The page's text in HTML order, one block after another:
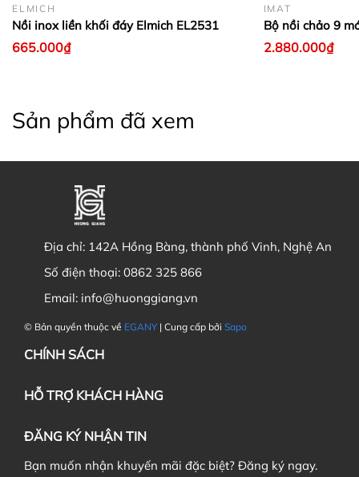
ELMICH
Nồi inox liền khối đáy Elmich EL2531
665.000₫
IMAT
Bộ nồi chảo 9
2.880.000₫
Sản phẩm đã xem
Địa chỉ: 142A Hồng Bàng, thành phố Vinh, Nghệ An
Số điện thoại: 0862 325 866
Email: info@huonggiang.vn
© Bản quyền thuộc về EGANY | Cung cấp bởi Sapo
CHÍNH SÁCH
HỖ TRỢ KHÁCH HÀNG
ĐĂNG KÝ NHẬN TIN
Bạn muốn nhận khuyến mãi đặc biệt? Đăng ký ngay.